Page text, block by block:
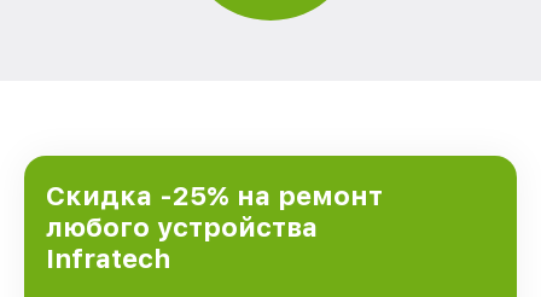
Скидка -25% на ремонт
любого устройства
Infratech